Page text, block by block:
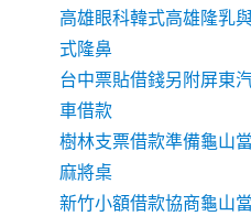
高雄眼科韓式高雄隆乳
式隆鼻
台中票貼借錢另附屏東
車借款
樹林支票借款準備龜山
麻將桌
新竹小額借款協商龜山